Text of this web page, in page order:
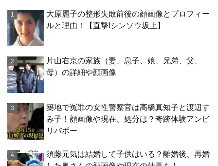
大原麗子の整形失敗前後の顔画像とプロフィー
ルと理由！【直撃!シンソウ坂上】
片山右京の家族（妻、息子、娘、兄弟、父、
母）の詳細や顔画像
築地で冤罪の女性警察官は高橋真知子と渡辺す
み子！顔画像や現在、処分は？奇跡体験アンビ
リバボー
須藤元気は結婚して子供はいる？離婚後、再婚